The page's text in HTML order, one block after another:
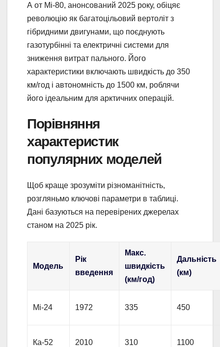
А от Мі-80, анонсований 2025 року, обіцяє
революцію як багатоцільовий вертоліт з
гібридними двигунами, що поєднують
газотурбінні та електричні системи для
зниження витрат пального. Його
характеристики включають швидкість до 350
км/год і автономність до 1500 км, роблячи
його ідеальним для арктичних операцій.
Порівняння
характеристик
популярних моделей
Щоб краще зрозуміти різноманітність,
розгляньмо ключові параметри в таблиці.
Дані базуються на перевірених джерелах
станом на 2025 рік.
Модель
Рік
введення
Макс.
швидкість
(км/год)
Дальність
(км)
Мі-24 1972 335 450
Ка-52 2010 310 1100